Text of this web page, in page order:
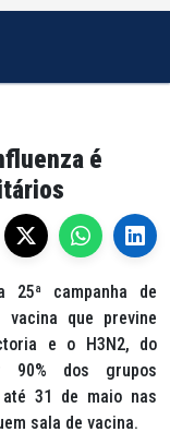
é
25ª campanha de
que previne
e o H3N2, do
90% dos grupos
31 de maio nas
sala de vacina.